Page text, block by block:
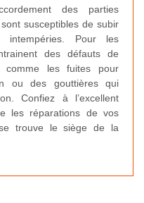
des parties
susceptibles de subir
intempéries. Pour les
des défauts de
comme les fuites pour
ou des gouttières qui
Confiez à l’excellent
les réparations de vos
trouve le siège de la